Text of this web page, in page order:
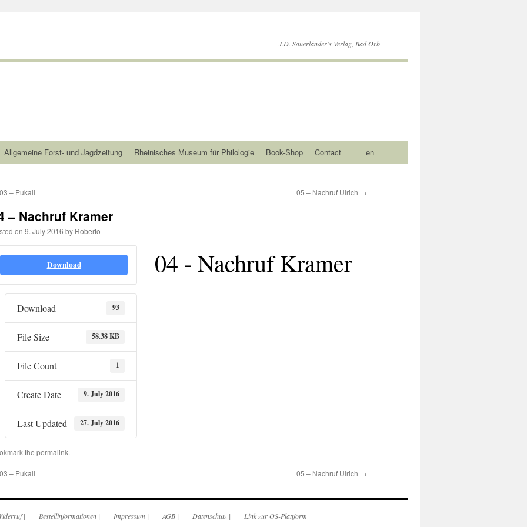
J.D. Sauerländer's Verlag, Bad Orb
Allgemeine Forst- und Jagdzeitung Rheinisches Museum für Philologie Book-Shop Contact en
03 – Pukall 05 – Nachruf Ulrich →
– Nachruf Kramer
on 9. July 2016 by Roberto
Download
Download 93
File Size 58.38 KB
File Count 1
Create Date 9. July 2016
Last Updated 27. July 2016
04 - Nachruf Kramer
the permalink.
03 – Pukall 05 – Nachruf Ulrich →
| Bestellinformationen | Impressum | AGB | Datenschutz | Link zur OS-Plattform